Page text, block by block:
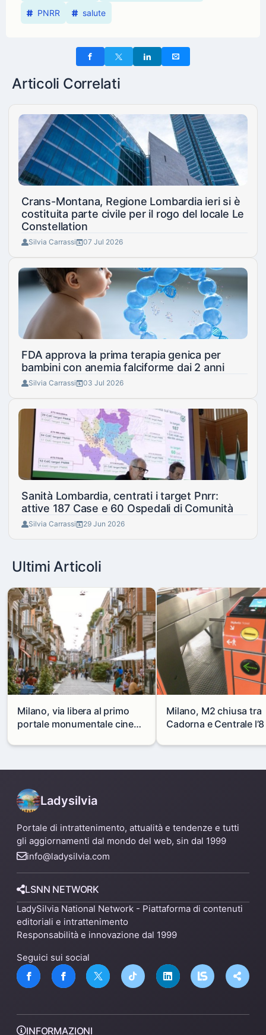
PNRR salute
Articoli Correlati
Crans-Montana, Regione Lombardia ieri si è
costituita parte civile per il rogo del locale Le
Constellation
Silvia Carrassi 07 Jul 2026
FDA approva la prima terapia genica per
bambini con anemia falciforme dai 2 anni
Silvia Carrassi 03 Jul 2026
Sanità Lombardia, centrati i target Pnrr:
attive 187 Case e 60 Ospedali di Comunità
Silvia Carrassi 29 Jun 2026
Ultimi Articoli
Milano, via libera al primo
portale monumentale cinese
Milano, M2 chiusa tra
Cadorna e Centrale
alternative
Ladysilvia
Portale di intrattenimento, attualità e tendenze e tutti
gli aggiornamenti dal mondo del web, sin dal 1999
info@ladysilvia.com
LSNN NETWORK
LadySilvia National Network - Piattaforma di contenuti
editoriali e intrattenimento
Responsabilità e innovazione dal 1999
Seguici sui social
INFORMAZIONI